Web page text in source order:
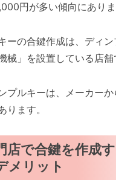
円が多い傾向にありま
ーの合鍵作成は、ディ
械」を設置している店舗
プルキーは、メーカー
ります。
店で合鍵を作成
メリット